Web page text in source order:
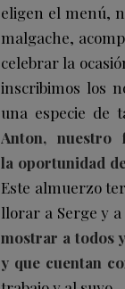
eligen el menú,
malgache,
celebrar la
inscribimos los
una especie de
Anton, nuestro
la oportunidad
Este almuerzo
llorar a Serge y
mostrar a todos
y que cuentan